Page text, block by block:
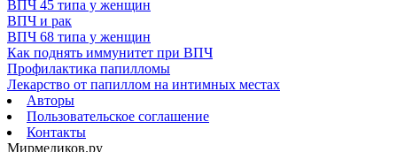
ВПЧ 45 типа у женщин
ВПЧ и рак
ВПЧ 68 типа у женщин
Как поднять иммунитет при ВПЧ
Профилактика папилломы
Лекарство от папиллом на интимных местах
Авторы
Пользовательское соглашение
Контакты
Мирмедиков.ру